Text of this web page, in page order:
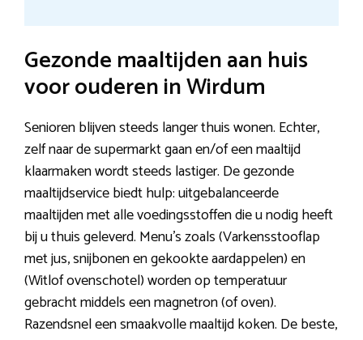
Gezonde maaltijden aan huis
voor ouderen in Wirdum
Senioren blijven steeds langer thuis wonen. Echter,
zelf naar de supermarkt gaan en/of een maaltijd
klaarmaken wordt steeds lastiger. De gezonde
maaltijdservice biedt hulp: uitgebalanceerde
maaltijden met alle voedingsstoffen die u nodig heeft
bij u thuis geleverd. Menu’s zoals (Varkensstooflap
met jus, snijbonen en gekookte aardappelen) en
(Witlof ovenschotel) worden op temperatuur
gebracht middels een magnetron (of oven).
Razendsnel een smaakvolle maaltijd koken. De beste,